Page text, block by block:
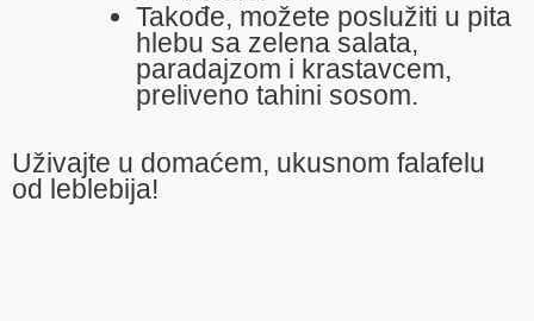
Takođe, možete poslužiti u pita
hlebu sa zelena salata,
paradajzom i krastavcem,
preliveno tahini sosom.
Uživajte u domaćem, ukusnom falafelu
od leblebija!